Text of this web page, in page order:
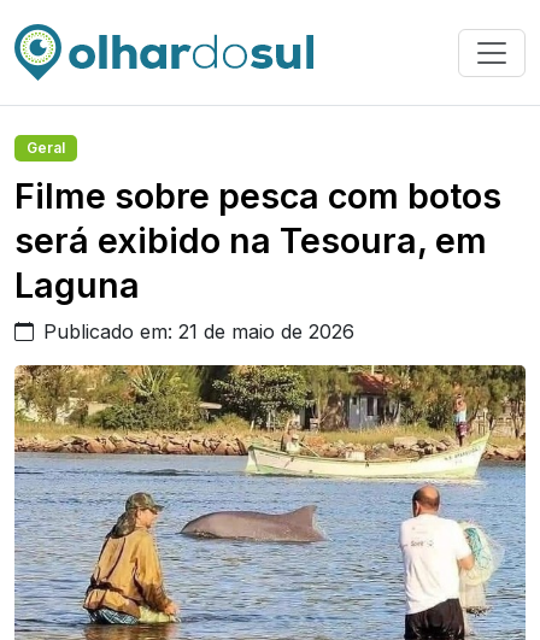
Geral
Filme sobre pesca com botos
será exibido na Tesoura, em
Laguna
Publicado em: 21 de maio de 2026